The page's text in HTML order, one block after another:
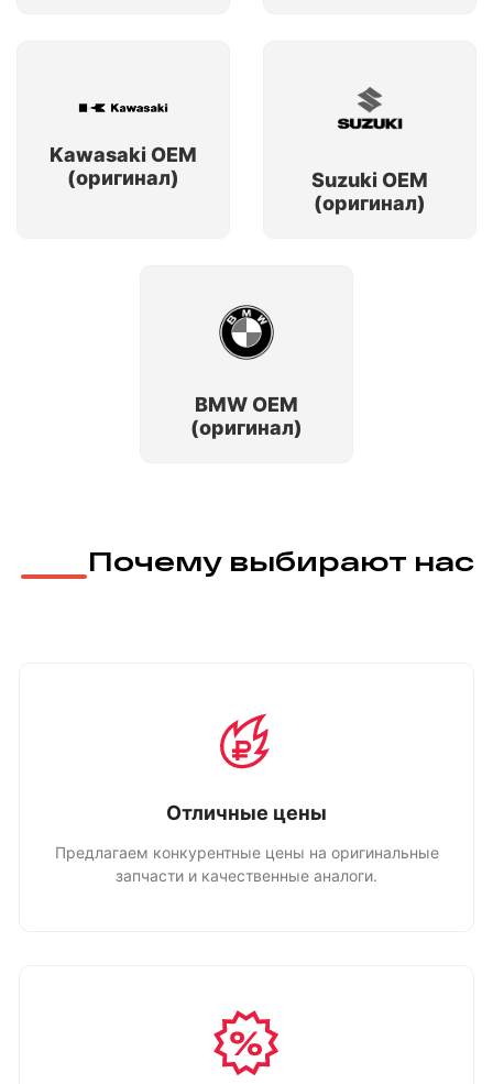
Kawasaki OEM
(оригинал)
Suzuki OEM
(оригинал)
BMW OEM
(оригинал)
Почему выбирают нас
Отличные цены
Предлагаем конкурентные цены на оригинальные
запчасти и качественные аналоги.